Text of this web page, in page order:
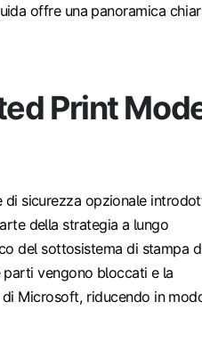
offre una panoramica
Print
sicurezza opzionale
della strategia a lungo
del sottosistema di stampa
parti vengono bloccati e la
Microsoft, riducendo in